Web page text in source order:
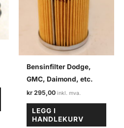
Bensinfilter Dodge,
GMC, Daimond, etc.
kr 295,00
LEGG I
HANDLEKURV